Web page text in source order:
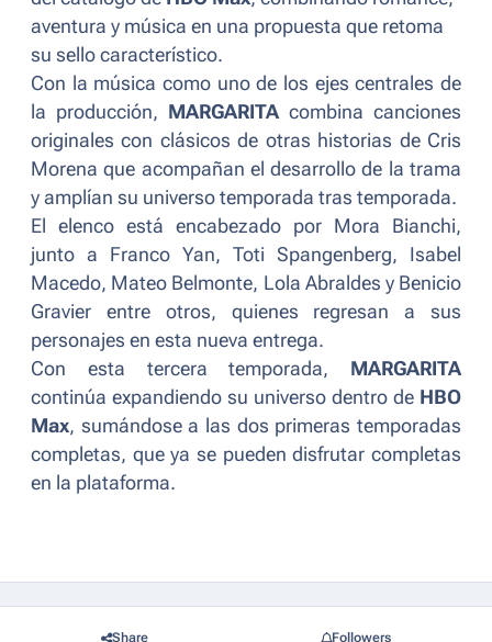
aventura y música en una propuesta que retoma
su sello característico.
Con la música como uno de los ejes centrales de
la producción, MARGARITA combina canciones
originales con clásicos de otras historias de Cris
Morena que acompañan el desarrollo de la trama
y amplían su universo temporada tras temporada.
El elenco está encabezado por Mora Bianchi,
junto a Franco Yan, Toti Spangenberg, Isabel
Macedo, Mateo Belmonte, Lola Abraldes y Benicio
Gravier entre otros, quienes regresan a sus
personajes en esta nueva entrega.
Con esta tercera temporada, MARGARITA
continúa expandiendo su universo dentro de HBO
Max, sumándose a las dos primeras temporadas
completas, que ya se pueden disfrutar completas
en la plataforma.
Share Followers